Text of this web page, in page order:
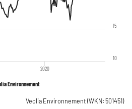
Environnement
2020
10
15
Veolia Environnement (WKN: 501451)